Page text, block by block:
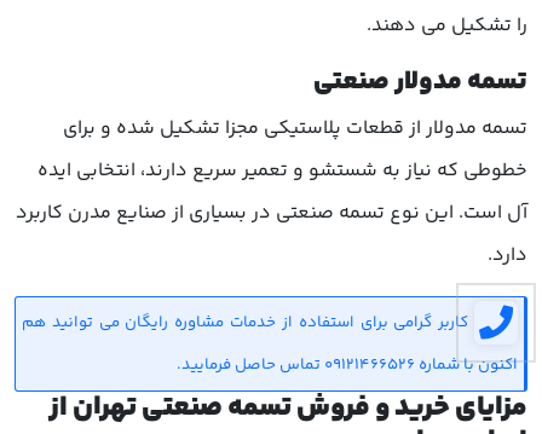
را تشکیل می دهند.
تسمه مدولار صنعتی
تسمه مدولار از قطعات پلاستیکی مجزا تشکیل شده و برای
خطوطی که نیاز به شستشو و تعمیر سریع دارند، انتخابی ایده
آل است. این نوع تسمه صنعتی در بسیاری از صنایع مدرن کاربرد
دارد.
کاربر گرامی برای استفاده از خدمات مشاوره رایگان می توانید هم
اکنون با شماره 09121466526 تماس حاصل فرمایید.
مزایای خرید و فروش تسمه صنعتی تهران از